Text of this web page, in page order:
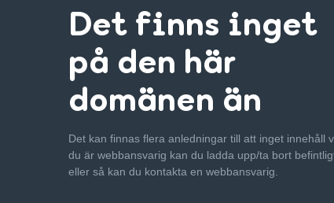
Det finns inget
på den här
domänen än
Det kan finnas flera anledningar till att inget innehåll
du är webbansvarig kan du ladda upp/ta bort
eller så kan du kontakta en webbansvarig.